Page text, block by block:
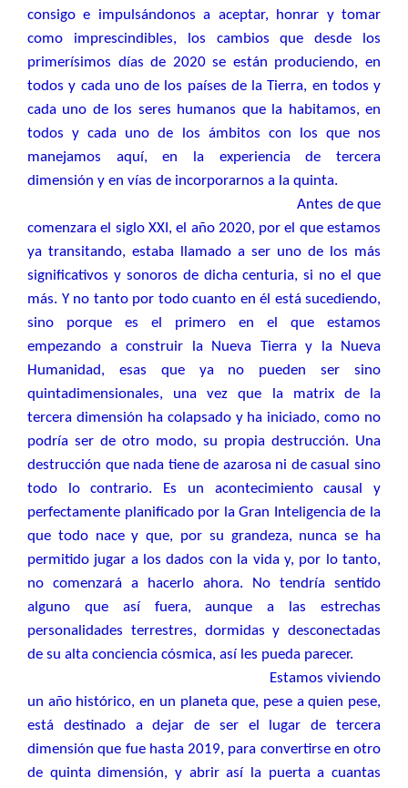
consigo e impulsándonos a aceptar, honrar y tomar
como imprescindibles, los cambios que desde los
primerísimos días de 2020 se están produciendo, en
todos y cada uno de los países de la Tierra, en todos y
cada uno de los seres humanos que la habitamos, en
todos y cada uno de los ámbitos con los que nos
manejamos aquí, en la experiencia de tercera
dimensión y en vías de incorporarnos a la quinta.
Antes de que
comenzara el siglo XXI, el año 2020, por el que estamos
ya transitando, estaba llamado a ser uno de los más
significativos y sonoros de dicha centuria, si no el que
más. Y no tanto por todo cuanto en él está sucediendo,
sino porque es el primero en el que estamos
empezando a construir la Nueva Tierra y la Nueva
Humanidad, esas que ya no pueden ser sino
quintadimensionales, una vez que la matrix de la
tercera dimensión ha colapsado y ha iniciado, como no
podría ser de otro modo, su propia destrucción. Una
destrucción que nada tiene de azarosa ni de casual sino
todo lo contrario. Es un acontecimiento causal y
perfectamente planificado por la Gran Inteligencia de la
que todo nace y que, por su grandeza, nunca se ha
permitido jugar a los dados con la vida y, por lo tanto,
no comenzará a hacerlo ahora. No tendría sentido
alguno que así fuera, aunque a las estrechas
personalidades terrestres, dormidas y desconectadas
de su alta conciencia cósmica, así les pueda parecer.
Estamos viviendo
un año histórico, en un planeta que, pese a quien pese,
está destinado a dejar de ser el lugar de tercera
dimensión que fue hasta 2019, para convertirse en otro
de quinta dimensión, y abrir así la puerta a cuantas